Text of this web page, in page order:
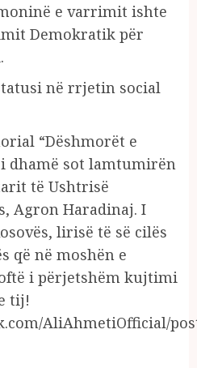
e varrimit ishte
Demokratik për
në rrjetin social
“Dëshmorët e
dhamë sot lamtumirën
të Ushtrisë
Agron Haradinaj. I
lirisë të së cilës
që në moshën e
i përjetshëm kujtimi
tij!
AliAhmetiOfficial/